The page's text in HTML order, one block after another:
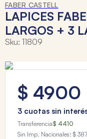
FABER CASTELL
LAPICES
LARGOS + 3
Sku: 11809
$ 4900
3 cuotas sin
Transferencia$ 4410
Sin Imp. Nacionales: $